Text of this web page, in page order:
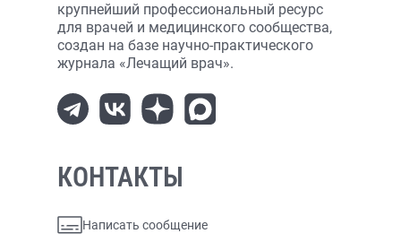
крупнейший профессиональный ресурс
для врачей и медицинского сообщества,
создан на базе научно-практического
журнала «Лечащий врач».
КОНТАКТЫ
Написать сообщение